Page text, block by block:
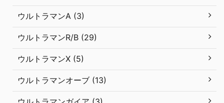
ウルトラマンA (3)
ウルトラマンR/B (29)
ウルトラマンX (5)
ウルトラマンオーブ (13)